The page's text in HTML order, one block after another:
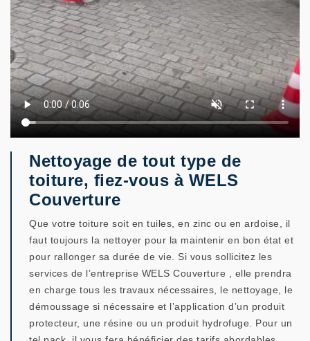
Nettoyage de tout type de
toiture, fiez-vous à WELS
Couverture
Que votre toiture soit en tuiles, en zinc ou en ardoise, il
faut toujours la nettoyer pour la maintenir en bon état et
pour rallonger sa durée de vie. Si vous sollicitez les
services de l’entreprise WELS Couverture , elle prendra
en charge tous les travaux nécessaires, le nettoyage, le
démoussage si nécessaire et l’application d’un produit
protecteur, une résine ou un produit hydrofuge. Pour un